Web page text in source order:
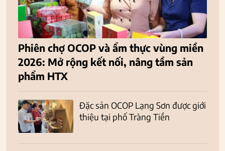
Phiên chợ OCOP và ẩm thực vùng miền
2026: Mở rộng kết nối, nâng tầm sản
phẩm HTX
Đặc sản OCOP Lạng Sơn được giới
thiệu tại phố Tràng Tiền